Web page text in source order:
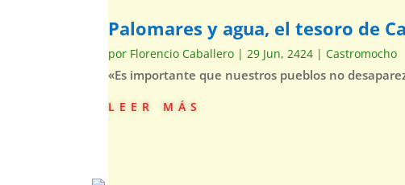
Palomares y agua, el tesoro de
por Florencio Caballero | 29 Jun, 2424 |Castromocho
«Es importante que nuestros pueblos no
leer más